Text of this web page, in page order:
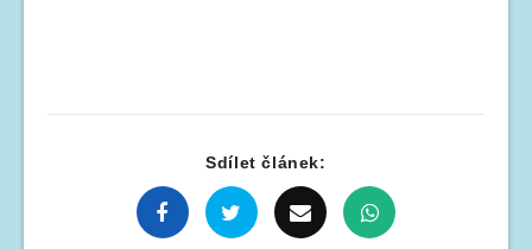
Sdílet článek: